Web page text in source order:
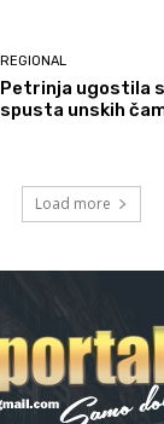
REGIONAL
Petrinja ugostila
spusta unskih
Load more